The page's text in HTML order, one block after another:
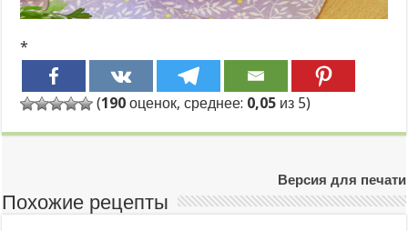
*
(190 оценок, среднее: 0,05 из 5)
Версия для печати
Похожие рецепты